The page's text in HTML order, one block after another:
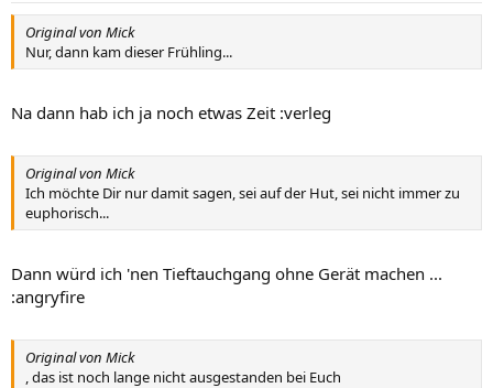
Original von Mick
Nur, dann kam dieser Frühling...
Na dann hab ich ja noch etwas Zeit :verleg
Original von Mick
Ich möchte Dir nur damit sagen, sei auf der Hut, sei nicht immer zu
euphorisch...
Dann würd ich 'nen Tieftauchgang ohne Gerät machen ...
:angryfire
Original von Mick
, das ist noch lange nicht ausgestanden bei Euch